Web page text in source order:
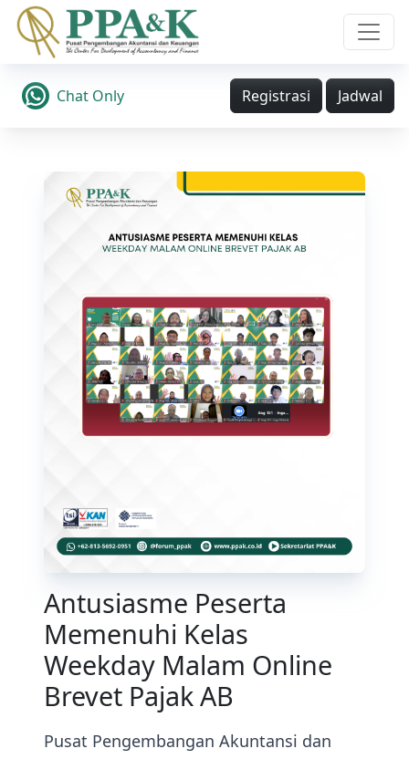
Chat Only Registrasi Jadwal
Antusiasme Peserta
Memenuhi Kelas
Weekday Malam Online
Brevet Pajak AB
Pusat Pengembangan Akuntansi dan